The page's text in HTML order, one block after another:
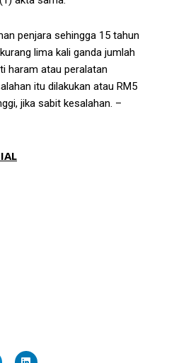
penjara sehingga 15 tahun
lima kali ganda jumlah
haram atau peralatan
itu dilakukan atau RM5
jika sabit kesalahan. –